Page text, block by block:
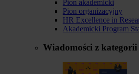
Pion akademicki
Pion organizacyjny
HR Excellence in
Akademicki Program
Wiadomości z kategorii